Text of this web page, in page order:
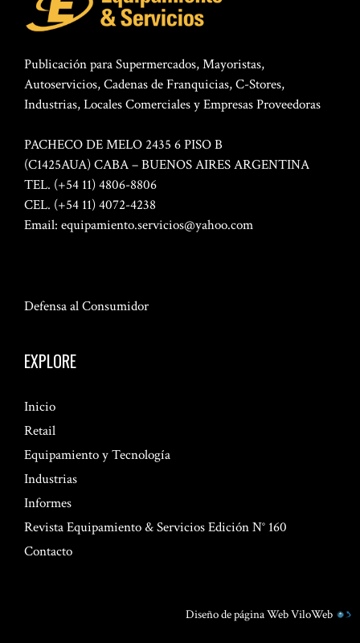
Publicación para Supermercados, Mayoristas,
Autoservicios, Cadenas de Franquicias, C-Stores,
Industrias, Locales Comerciales y Empresas Proveedoras
PACHECO DE MELO 2435 6 PISO B
(C1425AUA) CABA – BUENOS AIRES ARGENTINA
TEL. (+54 11) 4806-8806
CEL. (+54 11) 4072-4238
Email: equipamiento.servicios@yahoo.com
Defensa al Consumidor
EXPLORE
Inicio
Retail
Equipamiento y Tecnología
Industrias
Informes
Revista Equipamiento & Servicios Edición N° 160
Contacto
Diseño de página WebViloWeb